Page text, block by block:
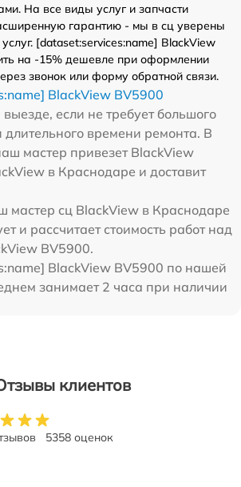
На все виды услуг и запчасти
гарантию - мы в сц уверены
[dataset:services:name] BlackView
на -15% дешевле при оформлении
звонок или форму обратной связи.
BlackView BV5900
если не требует большого
длительного времени ремонта. В
мастер привезет BlackView
в Краснодаре и доставит
мастер сц BlackView в Краснодаре
и рассчитает стоимость работ над
BV5900.
BlackView BV5900 по нашей
занимает 2 часа при наличии
клиентов
5358 оценок